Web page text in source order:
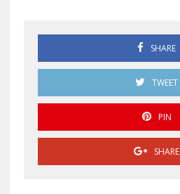
SHARE
TWEET
PIN
SHARE